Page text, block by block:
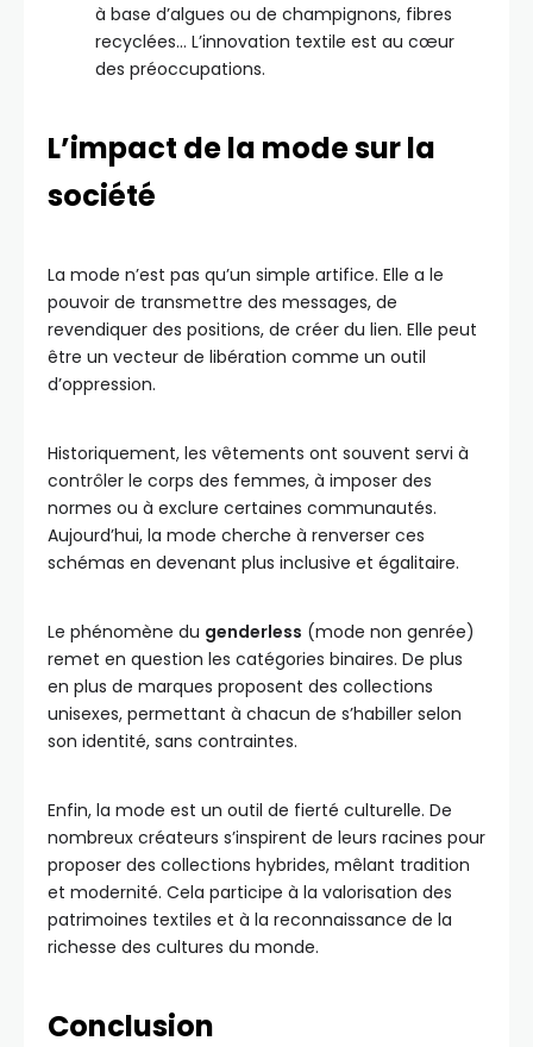
à base d’algues ou de champignons, fibres
recyclées… L’innovation textile est au cœur
des préoccupations.
L’impact de la mode sur la
société
La mode n’est pas qu’un simple artifice. Elle a le
pouvoir de transmettre des messages, de
revendiquer des positions, de créer du lien. Elle peut
être un vecteur de libération comme un outil
d’oppression.
Historiquement, les vêtements ont souvent servi à
contrôler le corps des femmes, à imposer des
normes ou à exclure certaines communautés.
Aujourd’hui, la mode cherche à renverser ces
schémas en devenant plus inclusive et égalitaire.
Le phénomène du genderless (mode non genrée)
remet en question les catégories binaires. De plus
en plus de marques proposent des collections
unisexes, permettant à chacun de s’habiller selon
son identité, sans contraintes.
Enfin, la mode est un outil de fierté culturelle. De
nombreux créateurs s’inspirent de leurs racines pour
proposer des collections hybrides, mêlant tradition
et modernité. Cela participe à la valorisation des
patrimoines textiles et à la reconnaissance de la
richesse des cultures du monde.
Conclusion